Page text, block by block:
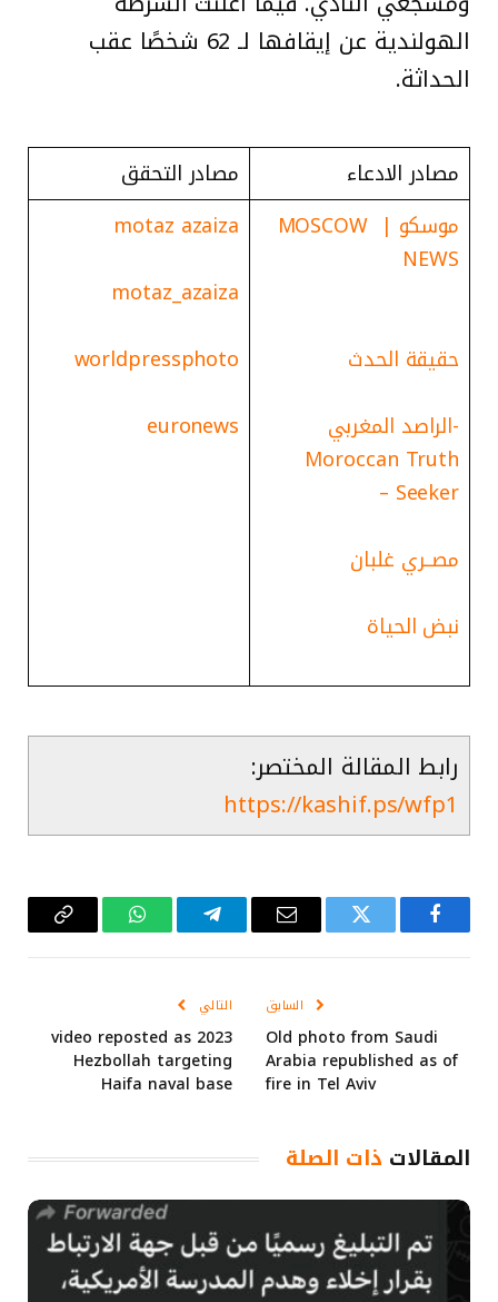
الهولندية عن إيقافها لـ 62 شخصًا عقب
الحداثة.
مصادر الادعاء
مصادر التحقق
موسكو | MOSCOW
NEWS
حقيقة الحدث
-الراصد المغربي
Moroccan Truth
Seeker –
مصــري غلبان
نبض الحياة
motaz azaiza
motaz_azaiza
worldpressphoto
euronews
رابط المقالة المختصر:
https://kashif.ps/wfp1
فيسبوك تويتر
البريد
تيلقرام واتساب Copy
السابق
Old photo from Saudi
Arabia republished as of
fire in Tel Aviv
التالي
2023 video reposted as
Hezbollah targeting
Haifa naval base
المقالات ذات الصلة